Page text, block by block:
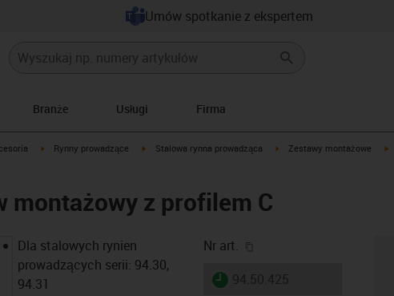
Umów spotkanie z ekspertem
Branże Usługi Firma
icon-arrow-rightigus-icon-arrow-right
Rynny prowadzące igus-icon-arrow-right
Stalowa rynna prowadząca igus-icon-arrow-right
Zestawy montażowe
montażowy z profilem C
Dla stalowych rynien
prowadzących serii: 94.30,
94.31
Nr art.
igus-icon-lieferzeit